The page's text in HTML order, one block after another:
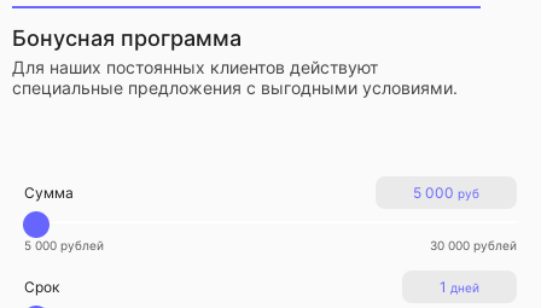
Бонусная программа
Для наших постоянных клиентов действуют
специальные предложения с выгодными условиями.
5 000 руб
Сумма
5 000 рублей 30 000 рублей
1 дней
Срок